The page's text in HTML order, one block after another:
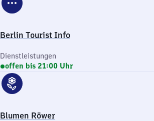
Berlin Tourist Info
Dienstleistungen
offen bis 21:00 Uhr
Blumen Röwer